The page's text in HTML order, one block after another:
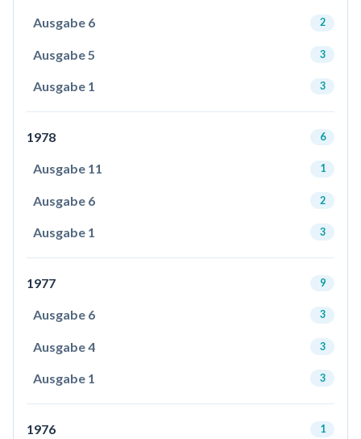
Ausgabe 6 2
Ausgabe 5 3
Ausgabe 1 3
1978 6
Ausgabe 11 1
Ausgabe 6 2
Ausgabe 1 3
1977 9
Ausgabe 6 3
Ausgabe 4 3
Ausgabe 1 3
1976 1